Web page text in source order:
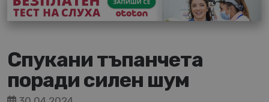
Спукани тъпанчета
поради силен шум